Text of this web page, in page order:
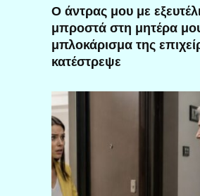
Ο άντρας μου με
μπροστά στη μητέρα
μπλοκάρισμα της
κατέστρεψε